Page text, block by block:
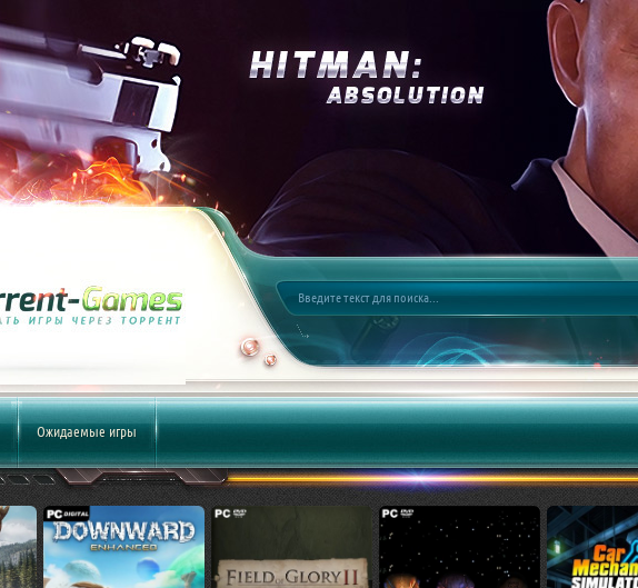
Ожидаемые игры